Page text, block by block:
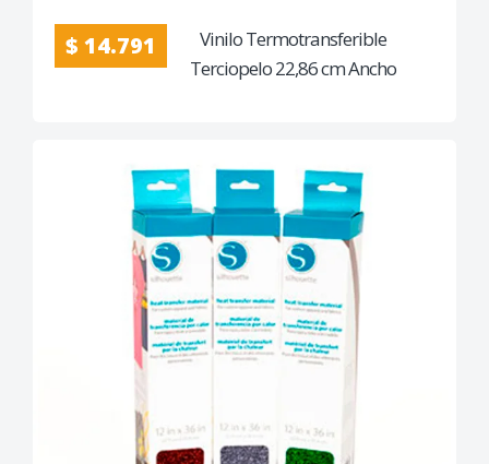
$ 14.791
Vinilo Termotransferible
Terciopelo 22,86 cm Ancho